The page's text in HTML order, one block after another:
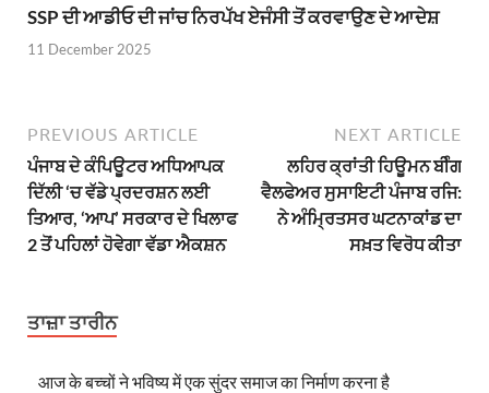
SSP ਦੀ ਆਡੀਓ ਦੀ ਜਾਂਚ ਨਿਰਪੱਖ ਏਜੰਸੀ ਤੋਂ ਕਰਵਾਉਣ ਦੇ ਆਦੇਸ਼
11 December 2025
PREVIOUS ARTICLE
ਪੰਜਾਬ ਦੇ ਕੰਪਿਊਟਰ ਅਧਿਆਪਕ
ਦਿੱਲੀ ‘ਚ ਵੱਡੇ ਪ੍ਰਦਰਸ਼ਨ ਲਈ
ਤਿਆਰ, ‘ਆਪ’ ਸਰਕਾਰ ਦੇ ਖਿਲਾਫ
2 ਤੋਂ ਪਹਿਲਾਂ ਹੋਵੇਗਾ ਵੱਡਾ ਐਕਸ਼ਨ
NEXT ARTICLE
ਲਹਿਰ ਕ੍ਰਾਂਤੀ ਹਿਊਮਨ ਬੀੰਗ
ਵੈਲਫੇਅਰ ਸੁਸਾਇਟੀ ਪੰਜਾਬ ਰਜਿ:
ਨੇ ਅੰਮ੍ਰਿਤਸਰ ਘਟਨਾਕਾਂਡ ਦਾ
ਸਖ਼ਤ ਵਿਰੋਧ ਕੀਤਾ
ਤਾਜ਼ਾ ਤਾਰੀਨ
आज के बच्चों ने भविष्य में एक सुंदर समाज का निर्माण करना है